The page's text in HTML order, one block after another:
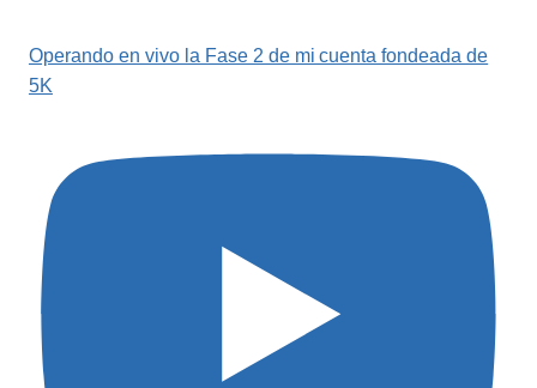
Operando en vivo la Fase 2 de mi cuenta fondeada de
5K